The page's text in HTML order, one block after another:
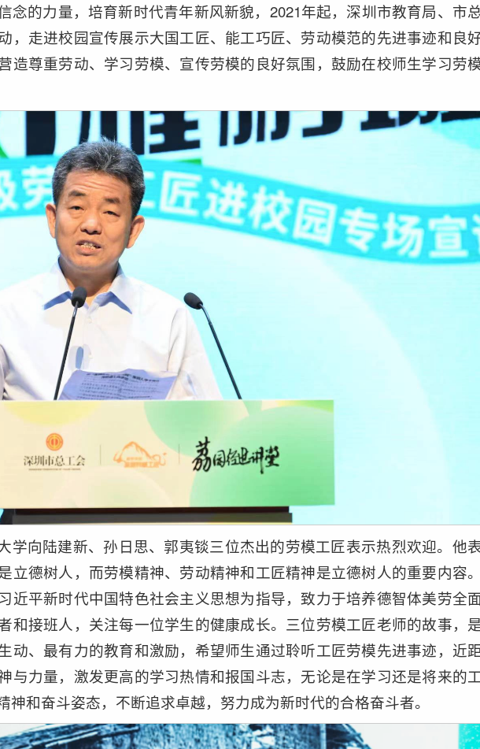
念的力量，培育新时代青年新风新貌，2021年起，深圳市教育局、市
，走进校园宣传展示大国工匠、能工巧匠、劳动模范的先进事迹和良
造尊重劳动、学习劳模、宣传劳模的良好氛围，鼓励在校师生学习劳
学向陆建新、孙日思、郭夷锬三位杰出的劳模工匠表示热烈欢迎。他
立德树人，而劳模精神、劳动精神和工匠精神是立德树人的重要内容。
近平新时代中国特色社会主义思想为指导，致力于培养德智体美劳全
和接班人，关注每一位学生的健康成长。三位劳模工匠老师的故事，
动、最有力的教育和激励，希望师生通过聆听工匠劳模先进事迹，近
与力量，激发更高的学习热情和报国斗志，无论是在学习还是将来的工
神和奋斗姿态，不断追求卓越，努力成为新时代的合格奋斗者。